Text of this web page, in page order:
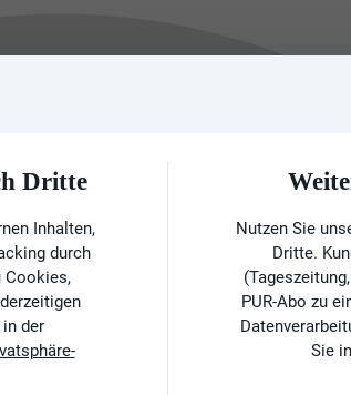
Dritte
Inhalten,
durch
Cookies,
der
Nutzen Sie
Dritte.
PUR-Abo zu
Sie